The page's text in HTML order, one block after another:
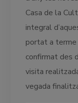
Casa de la
integral
portat a terme
confirmat des
visita
vegada